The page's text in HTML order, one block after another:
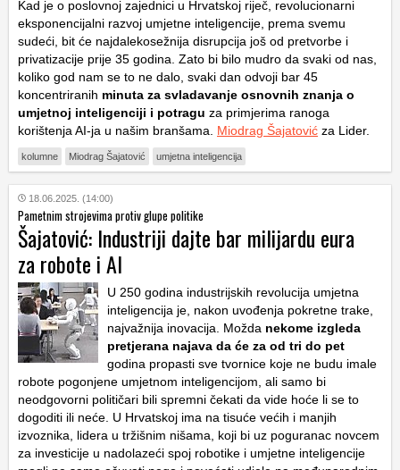
Kad je o poslovnoj zajednici u Hrvatskoj riječ, revolucionarni
eksponencijalni razvoj umjetne inteligencije, prema svemu
sudeći, bit će najdalekosežnija disrupcija još od pretvorbe i
privatizacije prije 35 godina. Zato bi bilo mudro da svaki od nas,
koliko god nam se to ne dalo, svaki dan odvoji bar 45
koncentriranih minuta za svladavanje osnovnih znanja o
umjetnoj inteligenciji i potragu za primjerima ranoga
korištenja AI-ja u našim branšama. Miodrag Šajatović za Lider.
kolumne Miodrag Šajatović umjetna inteligencija
18.06.2025. (14:00)
Pametnim strojevima protiv glupe politike
Šajatović: Industriji dajte bar milijardu eura
za robote i AI
U 250 godina industrijskih revolucija umjetna
inteligencija je, nakon uvođenja pokretne trake,
najvažnija inovacija. Možda nekome izgleda
pretjerana najava da će za od tri do pet
godina propasti sve tvornice koje ne budu imale
robote pogonjene umjetnom inteligencijom, ali samo bi
neodgovorni političari bili spremni čekati da vide hoće li se to
dogoditi ili neće. U Hrvatskoj ima na tisuće većih i manjih
izvoznika, lidera u tržišnim nišama, koji bi uz poguranac novcem
za investicije u nadolazeći spoj robotike i umjetne inteligencije